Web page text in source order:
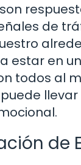
de
estar en
todos al
de